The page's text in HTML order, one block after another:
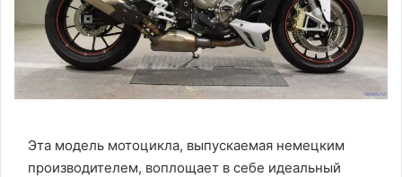
Эта модель мотоцикла, выпускаемая немецким
производителем, воплощает в себе идеальный